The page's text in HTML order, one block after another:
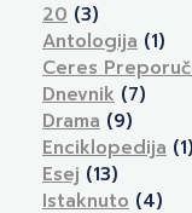
20 (3)
Antologija (1)
Ceres
Dnevnik (7)
Drama (9)
Enciklopedija (1)
Esej (13)
Istaknuto (4)